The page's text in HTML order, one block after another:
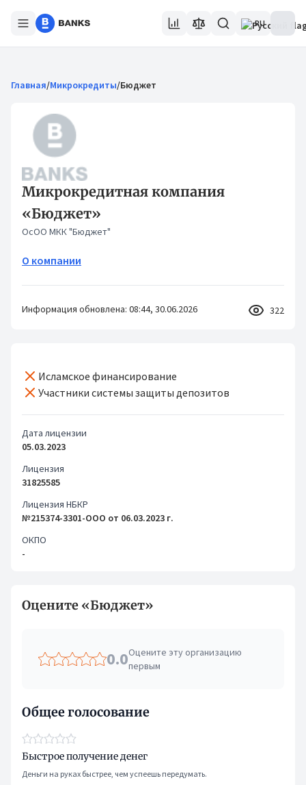
RU
Главная/Микрокредиты/Бюджет
Микрокредитная компания
«Бюджет»
ОсОО МКК "Бюджет"
О компании
Информация обновлена: 08:44, 30.06.2026 322
Исламское финансирование
Участники системы защиты депозитов
Дата лицензии
05.03.2023
Лицензия
31825585
Лицензия НБКР
№215374-3301-ООО от 06.03.2023 г.
ОКПО
-
Оцените «Бюджет»
0.0Оцените эту организацию
первым
Общее голосование
Быстрое получение денег
Деньги на руках быстрее, чем успеешь передумать.